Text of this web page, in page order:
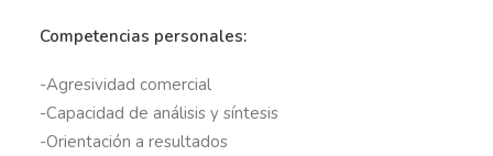
Competencias personales:
-Agresividad comercial
-Capacidad de análisis y síntesis
-Orientación a resultados